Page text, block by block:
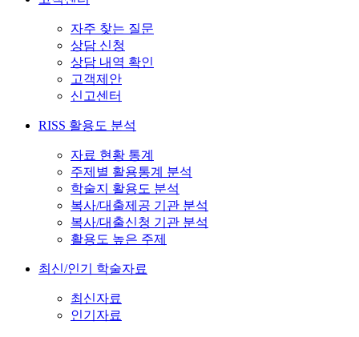
자주 찾는 질문
상담 신청
상담 내역 확인
고객제안
신고센터
RISS 활용도 분석
자료 현황 통계
주제별 활용통계 분석
학술지 활용도 분석
복사/대출제공 기관 분석
복사/대출신청 기관 분석
활용도 높은 주제
최신/인기 학술자료
최신자료
인기자료